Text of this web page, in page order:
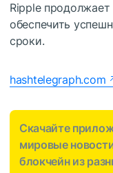
Ripple
обеспечить
сроки.
hashtelegraph.com
Скачайте
мировые
блокчейн из